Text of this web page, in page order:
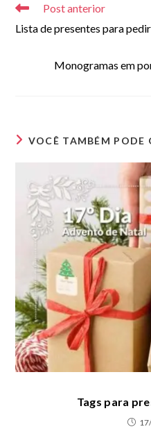
artigosPost anterior
Lista de presentes para
Monogramas em
VOCÊ TAMBÉM PODE
Tags para